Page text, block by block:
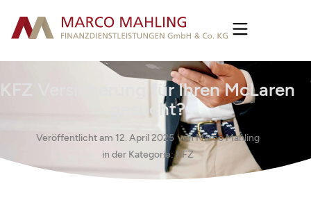
KFZ Versicherung für Ihren McLaren
gesucht?
Veröffentlicht am 12. April 2025 vonMarco Mahling
in der Kategorie: KFZ